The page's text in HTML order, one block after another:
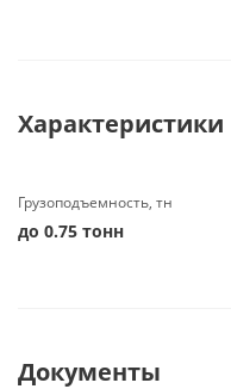
Характеристики
Грузоподъемность, тн
до 0.75 тонн
Документы